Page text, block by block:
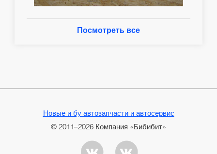
Посмотреть все
Новые и бу автозапчасти и автосервис
© 2011–2026 Компания «Бибибит»